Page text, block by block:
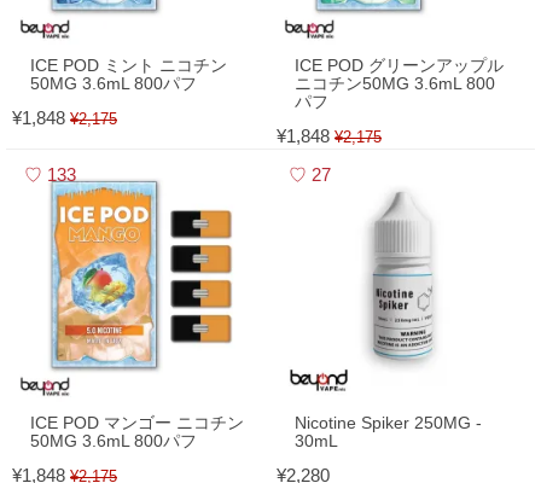
ICE POD ミント ニコチン
50MG 3.6mL 800パフ
¥1,848 ¥2,175
ICE POD グリーンアップル
ニコチン50MG 3.6mL 800
パフ
¥1,848 ¥2,175
133
ICE POD マンゴー ニコチン
50MG 3.6mL 800パフ
¥1,848 ¥2,175
27
Nicotine Spiker 250MG -
30mL
¥2,280